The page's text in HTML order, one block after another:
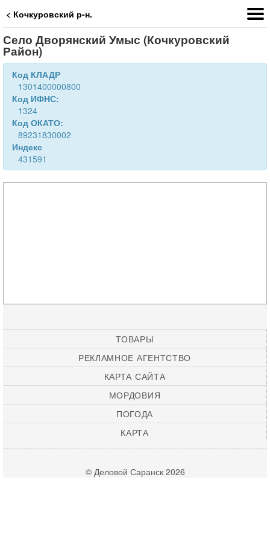
< Кочкуровский р-н.
Село Дворянский Умыс (Кочкуровский
Район)
Код КЛАДР
1301400000800
Код ИФНС:
1324
Код ОКАТО:
89231830002
Индекс
431591
ТОВАРЫ
РЕКЛАМНОЕ АГЕНТСТВО
КАРТА САЙТА
МОРДОВИЯ
ПОГОДА
КАРТА
© Деловой Саранск 2026